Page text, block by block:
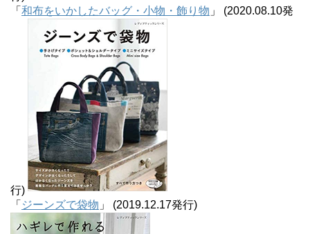
「 和布をいかしたバッグ・小物・飾り物 」 (2020.08.10発
行)
「 ジーンズで袋物 」 (2019.12.17発行)